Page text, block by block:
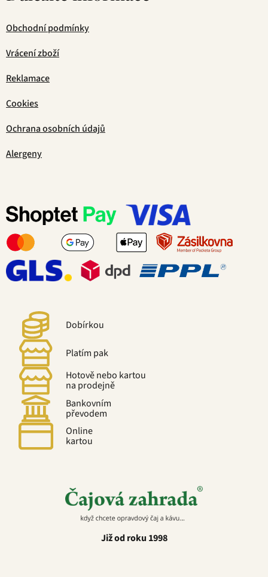
Obchodní podmínky
Vrácení zboží
Reklamace
Cookies
Ochrana osobních údajů
Alergeny
Dobírkou
Platím pak
Hotově nebo kartou
na prodejně
Bankovním
převodem
Online
kartou
Již od roku 1998